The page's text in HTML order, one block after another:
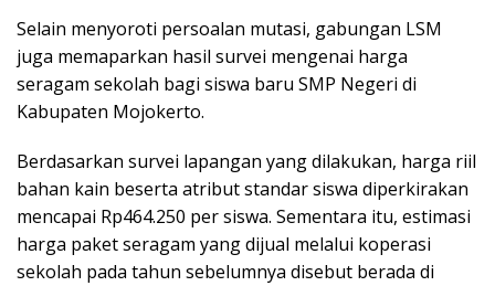
Selain menyoroti persoalan mutasi, gabungan LSM
juga memaparkan hasil survei mengenai harga
seragam sekolah bagi siswa baru SMP Negeri di
Kabupaten Mojokerto.
Berdasarkan survei lapangan yang dilakukan, harga riil
bahan kain beserta atribut standar siswa diperkirakan
mencapai Rp464.250 per siswa. Sementara itu, estimasi
harga paket seragam yang dijual melalui koperasi
sekolah pada tahun sebelumnya disebut berada di